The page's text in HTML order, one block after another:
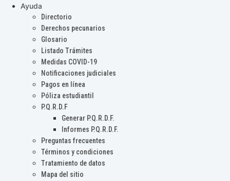
Ayuda
Directorio
Derechos pecunarios
Glosario
Listado Trámites
Medidas COVID-19
Notificaciones judiciales
Pagos en línea
Póliza estudiantil
P.Q.R.D.F
Generar P.Q.R.D.F.
Informes P.Q.R.D.F.
Preguntas frecuentes
Términos y condiciones
Tratamiento de datos
Mapa del sitio